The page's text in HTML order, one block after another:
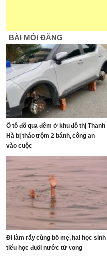
BÀI MỚI ĐĂNG
Ô tô đỗ qua đêm ở khu đô thị Thanh
Hà bị tháo trộm 2 bánh, công an
vào cuộc
Đi làm rẫy cùng bố mẹ, hai học sinh
tiểu học đuối nước tử vong